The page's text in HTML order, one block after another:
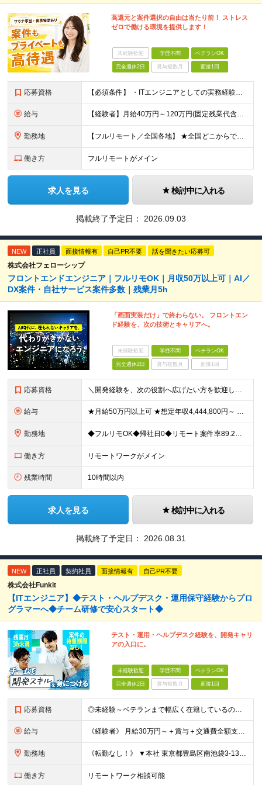
高還元と案件選択の自由は当たり前！ ストレス
ゼロで働ける環境を提供します！
未経験歓迎 学歴不問 ベテランOK
完全週休2日 賞与複数月 面接1回
応募資格 【必須条件】 ・ITエンジニアとしての実務経験が1年以上ある方 ※開発・インフラ・運用保守など分野・フェーズは不問！ ※学歴不問 【歓迎条件】 ・基本設計、詳細設計などの経験がある方 ・AWS, G
給与 【経験者】月給40万円～120万円(固定残業代含む)+各種手当 ※月給には、みなし残業手当(月30時間／5万8,000円～15万7,000円)を含みます ※上記を超える時間外労働分は追加で支給します
勤務地 【フルリモート／全国各地】 ★全国どこからでも参画可能！フルリモート案件も多数！ ※プロジェクトは100%選択制。あなたの希望を最優先します。 ※フルリモート、ハイブリッド、常駐案件から自由に選択可能
働き方 フルリモートがメイン
求人を見る 検討中に入れる
掲載終了予定日： 2026.09.03
NEW 正社員 面接情報有 自己PR不要 話を聞きたい応募可
株式会社フェローシップ
フロントエンドエンジニア｜フルリモOK｜月収50万以上可｜AI／
DX案件・自社サービス案件多数｜残業月5h
「画面実装だけ」で終わらない。 フロントエン
ド経験を、次の技術とキャリアへ。
未経験歓迎 学歴不問 ベテランOK
完全週休2日 賞与複数月 面接1回
応募資格 ＼開発経験を、次の役割へ広げたい方を歓迎します／ ■HTML、CSS、JavaScriptを使用した実務経験を1年以上お持ちの方 ■APIを利用した画面・機能開発の経験、または基礎知識をお持ちの方
給与 ★月給50万円以上可 ★想定年収4,444,800円～ ★転職時に50万円～300万円の年収UP事例あり！ ★入社1年で年収が120万円上がった社員もいます！ 月給370,400円〜 ※経験やスキル
勤務地 ◆フルリモOK◆帰社日0◆リモート案件率89.2%◆希望を考慮／転居を伴う転勤なし 一都三県のクライアント先＋在宅勤務（案件により異なります） 【本社】東京都千代田区内幸町2-2-3 日比谷国際ビル
働き方 リモートワークがメイン
残業時間 10時間以内
求人を見る 検討中に入れる
掲載終了予定日： 2026.08.31
NEW 正社員 契約社員 面接情報有 自己PR不要
株式会社Funkit
【ITエンジニア】◆テスト・ヘルプデスク・運用保守経験からプロ
グラマーへ◆チーム研修で安心スタート◆
テスト・運用・ヘルプデスク経験を、開発キャリ
アの入口に。
未経験歓迎 学歴不問 ベテランOK
完全週休2日 賞与複数月 面接1回
応募資格 ◎未経験～ベテランまで幅広く在籍しているので大丈夫！◎ ＼こんなアナタにピッタリです♪／ ◆IT業界で手に職を付けて活躍したい方 ◆サポート体制が整っている会社で働きたい方 ◆フラットな社風の会社で
給与 《経験者》 月給30万円～＋賞与＋交通費全額支給 《未経験者》 月給23万円～＋賞与＋交通費全額支給 ※上記月給には固定残業代（20時間分／《経験者》40,600円～《未経験者》31,100円～）
勤務地 《転勤なし！》 ▼本社 東京都豊島区南池袋3-13-8 ホウエイビル9F ▼開発拠点 東京都豊島区南池袋3-13-5 KJ南池袋ビル4階 【東京本社or首都圏の各プロジェクト先】 ▼各プロジェクト
働き方 リモートワーク相談可能